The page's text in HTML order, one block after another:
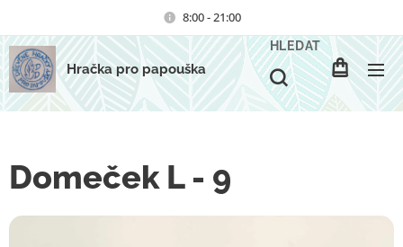
8:00 - 21:00
Hračka pro papouška
HLEDAT
Domeček L - 9